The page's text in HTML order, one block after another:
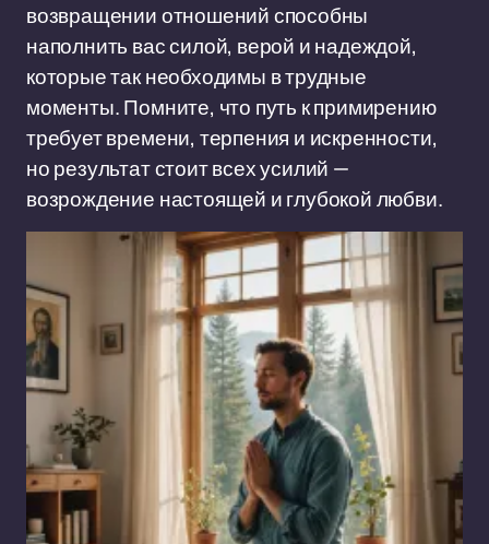
возвращении отношений способны
наполнить вас силой, верой и надеждой,
которые так необходимы в трудные
моменты. Помните, что путь к примирению
требует времени, терпения и искренности,
но результат стоит всех усилий —
возрождение настоящей и глубокой любви.